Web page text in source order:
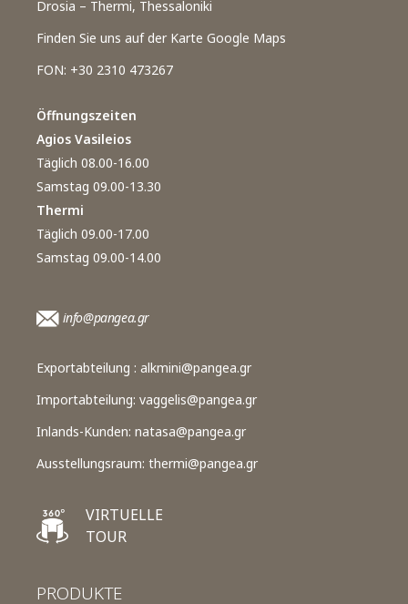
Drosia – Thermi, Thessaloniki
Finden Sie uns auf der Karte Google Maps
FON: +30 2310 473267
Öffnungszeiten
Agios Vasileios
Täglich 08.00-16.00
Samstag 09.00-13.30
Thermi
Täglich 09.00-17.00
Samstag 09.00-14.00
info@pangea.gr
Exportabteilung : alkmini@pangea.gr
Importabteilung: vaggelis@pangea.gr
Inlands-Kunden: natasa@pangea.gr
Ausstellungsraum: thermi@pangea.gr
VIRTUELLE
TOUR
PRODUKTE